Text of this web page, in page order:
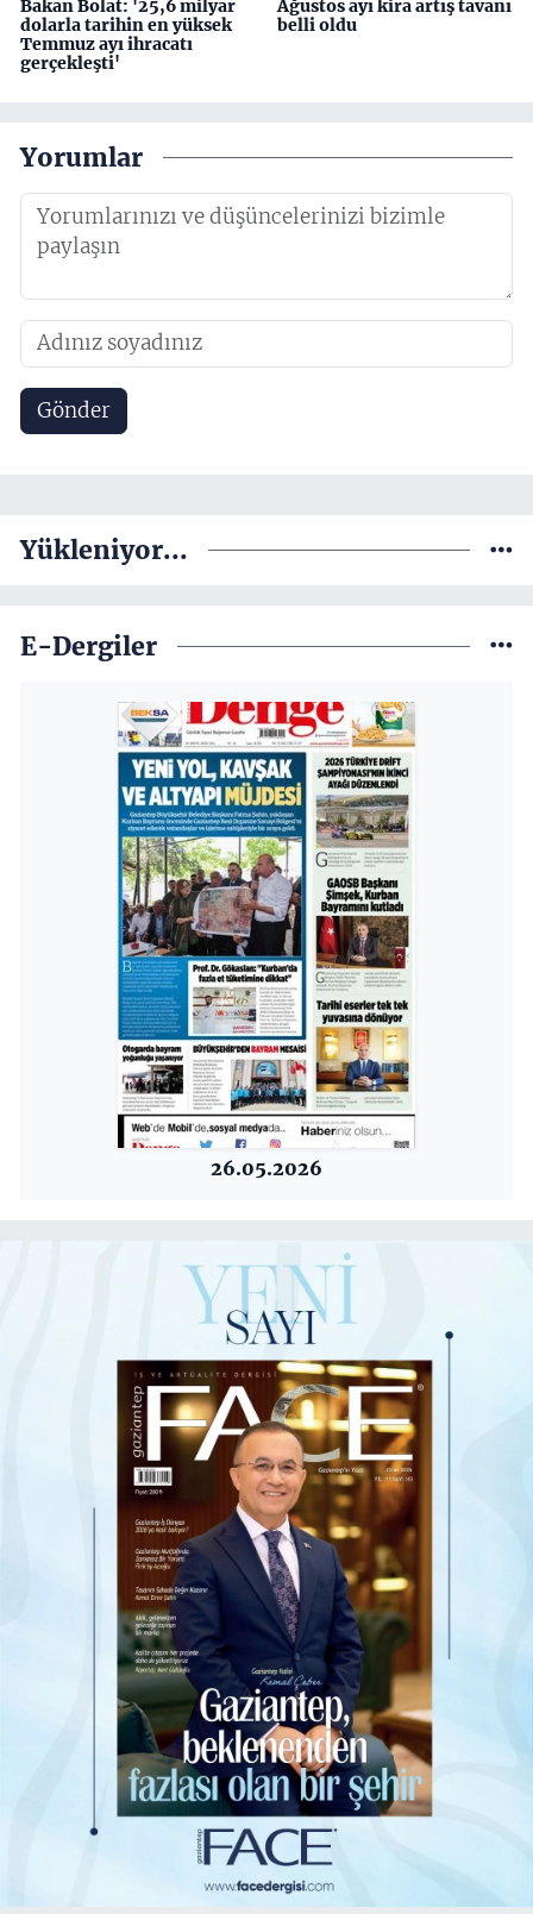
Bakan Bolat: '25,6 milyar
dolarla tarihin en yüksek
Temmuz ayı ihracatı
gerçekleşti'
Ağustos ayı kira artış tavanı
belli oldu
Yorumlar
Gönder
Yükleniyor...
E-Dergiler
26.05.2026